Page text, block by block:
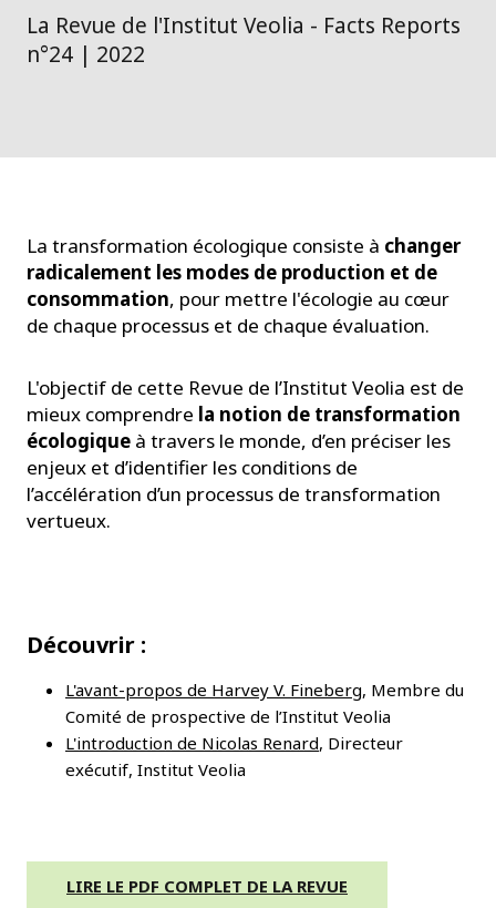
La Revue de l'Institut Veolia - Facts Reports
n°24 | 2022
La transformation écologique consiste à changer
radicalement les modes de production et de
consommation, pour mettre l'écologie au cœur
de chaque processus et de chaque évaluation.
L'objectif de cette Revue de l’Institut Veolia est de
mieux comprendre la notion de transformation
écologique à travers le monde, d’en préciser les
enjeux et d’identifier les conditions de
l’accélération d’un processus de transformation
vertueux.
Découvrir :
L'avant-propos de Harvey V. Fineberg, Membre du
Comité de prospective de l’Institut Veolia
​L'introduction de Nicolas Renard, Directeur
exécutif, Institut Veolia
LIRE LE PDF COMPLET DE LA REVUE